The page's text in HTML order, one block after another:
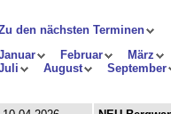
den nächsten Terminen
Februar
März
August September